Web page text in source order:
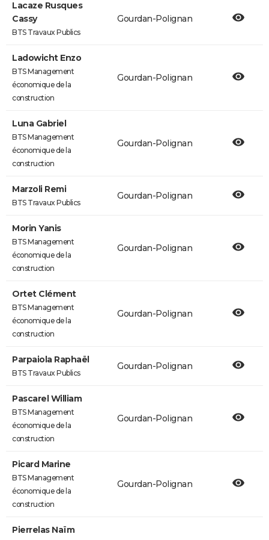
Lacaze Rusques
Cassy
BTS Travaux Publics
Gourdan-Polignan
Ladowicht Enzo
BTS Management
économique de la
construction
Gourdan-Polignan
Luna Gabriel
BTS Management
économique de la
construction
Gourdan-Polignan
Marzoli Remi
BTS Travaux Publics
Gourdan-Polignan
Morin Yanis
BTS Management
économique de la
construction
Gourdan-Polignan
Ortet Clément
BTS Management
économique de la
construction
Gourdan-Polignan
Parpaiola Raphaël
BTS Travaux Publics
Gourdan-Polignan
Pascarel William
BTS Management
économique de la
construction
Gourdan-Polignan
Picard Marine
BTS Management
économique de la
construction
Gourdan-Polignan
Pierrelas Naïm